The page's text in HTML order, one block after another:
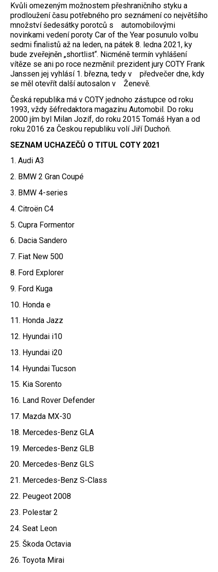
Kvůli omezeným možnostem přeshraničního styku a
prodloužení času potřebného pro seznámení co největšího
množství šedesátky porotců s automobilovými
novinkami vedení poroty Car of the Year posunulo volbu
sedmi finalistů až na leden, na pátek 8. ledna 2021, ky
bude zveřejněn „shortlist“. Nicméně termín vyhlášení
vítěze se ani po roce nezměnil: prezident jury COTY Frank
Janssen jej vyhlásí 1. března, tedy v předvečer dne, kdy
se měl otevřít další autosalon v Ženevě.
Česká republika má v COTY jednoho zástupce od roku
1993, vždy šéfredaktora magazínu Automobil. Do roku
2000 jím byl Milan Jozíf, do roku 2015 Tomáš Hyan a od
roku 2016 za Českou republiku volí Jiří Duchoň.
SEZNAM UCHAZEČŮ O TITUL COTY 2021
1. Audi A3
2. BMW 2 Gran Coupé
3. BMW 4-series
4. Citroën C4
5. Cupra Formentor
6. Dacia Sandero
7. Fiat New 500
8. Ford Explorer
9. Ford Kuga
10. Honda e
11. Honda Jazz
12. Hyundai i10
13. Hyundai i20
14. Hyundai Tucson
15. Kia Sorento
16. Land Rover Defender
17. Mazda MX-30
18. Mercedes-Benz GLA
19. Mercedes-Benz GLB
20. Mercedes-Benz GLS
21. Mercedes-Benz S-Class
22. Peugeot 2008
23. Polestar 2
24. Seat Leon
25. Škoda Octavia
26. Toyota Mirai